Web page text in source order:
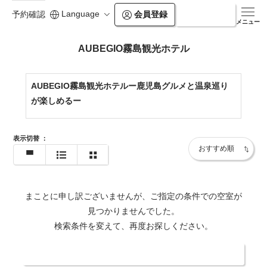
予約確認 Language 会員登録
メニュー
AUBEGIO霧島観光ホテル
AUBEGIO霧島観光ホテルー鹿児島グルメと温泉巡り
が楽しめるー
表示切替 ：
まことに申し訳ございませんが、ご指定の条件での空室が
見つかりませんでした。
検索条件を変えて、再度お探しください。